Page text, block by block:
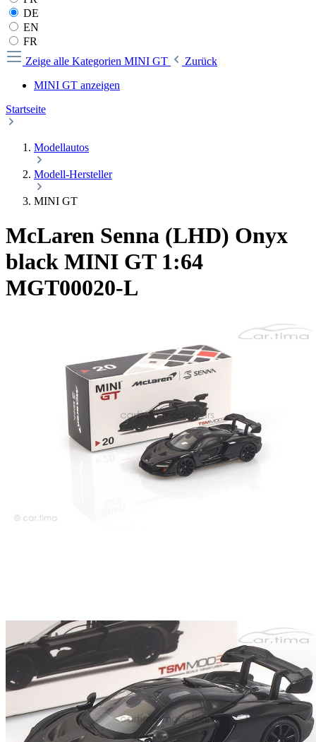
DE
EN
FR
Zeige alle Kategorien MINI GT
Zurück
MINI GT anzeigen
Startseite
Modellautos
Modell-Hersteller
MINI GT
McLaren Senna (LHD) Onyx
black MINI GT 1:64
MGT00020-L